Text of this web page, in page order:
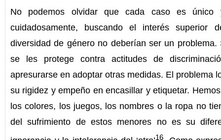
No podemos olvidar que cada caso es único
cuidadosamente, buscando el interés superior
diversidad de género no deberían ser un
se les protege contra actitudes de
apresurarse en adoptar otras medidas. El problema
su rigidez y empeño en encasillar y etiquetar.
los colores, los juegos, los nombres o la ropa no
del sufrimiento de estos menores no es su
16